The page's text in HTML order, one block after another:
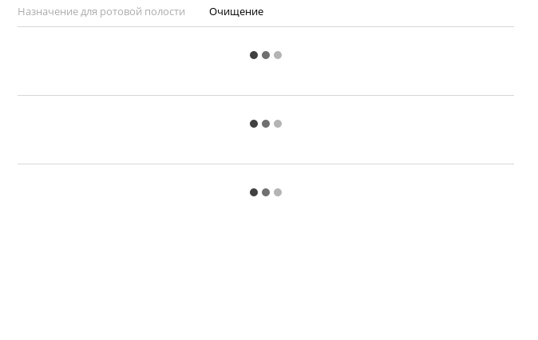
Назначение для ротовой полости
Очищение